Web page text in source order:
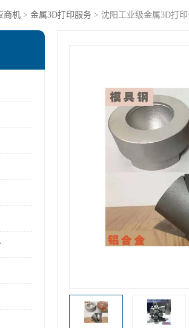
商机 > 金属3D打印服务 > 沈阳工业级金属3D打